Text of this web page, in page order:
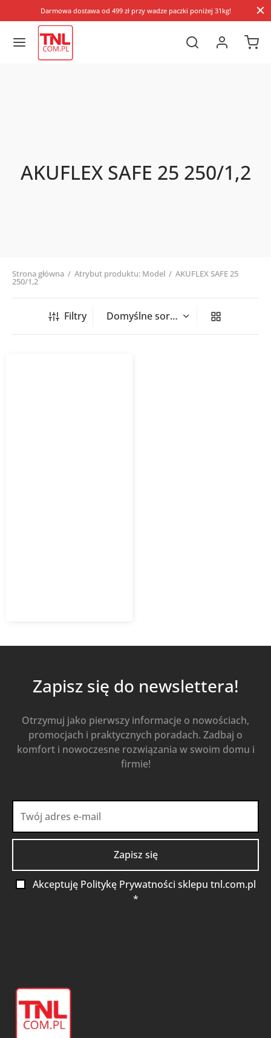
Darmowa dostawa od 499 zł przy wadze paczki poniżej 31kg!
AKUFLEX SAFE 25 250/1,2
Strona główna / Atrybut produktu: Model / AKUFLEX SAFE 25
250/1,2
Filtry
Zapisz się do newslettera!
Otrzymuj jako pierwszy informacje o nowościach,
promocjach i praktycznych poradach. Zadbaj o
komfort i nowoczesne rozwiązania w swoim domu i
firmie!
Akceptuję Politykę Prywatności sklepu tnl.com.pl
*